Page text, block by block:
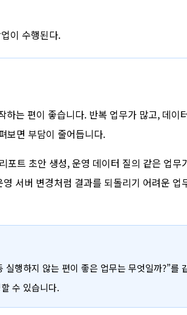
이 수행된다.
는 편이 좋습니다. 반복 업무가 많고, 데이
보면 부담이 줄어듭니다.
포트 초안 생성, 운영 데이터 질의 같은 업무
서버 변경처럼 결과를 되돌리기 어려운 업
행하지 않는 편이 좋은 업무는 무엇일까?”를
수 있습니다.